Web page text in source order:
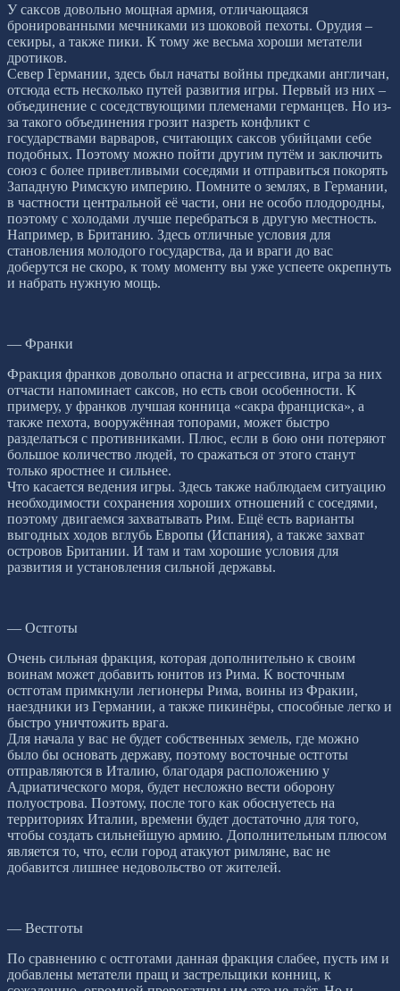
У саксов довольно мощная армия, отличающаяся
бронированными мечниками из шоковой пехоты. Орудия –
секиры, а также пики. К тому же весьма хороши метатели
дротиков.
Север Германии, здесь был начаты войны предками англичан,
отсюда есть несколько путей развития игры. Первый из них –
объединение с соседствующими племенами германцев. Но из-
за такого объединения грозит назреть конфликт с
государствами варваров, считающих саксов убийцами себе
подобных. Поэтому можно пойти другим путём и заключить
союз с более приветливыми соседями и отправиться покорять
Западную Римскую империю. Помните о землях, в Германии,
в частности центральной её части, они не особо плодородны,
поэтому с холодами лучше перебраться в другую местность.
Например, в Британию. Здесь отличные условия для
становления молодого государства, да и враги до вас
доберутся не скоро, к тому моменту вы уже успеете окрепнуть
и набрать нужную мощь.
— Франки
Фракция франков довольно опасна и агрессивна, игра за них
отчасти напоминает саксов, но есть свои особенности. К
примеру, у франков лучшая конница «сакра франциска», а
также пехота, вооружённая топорами, может быстро
разделаться с противниками. Плюс, если в бою они потеряют
большое количество людей, то сражаться от этого станут
только яростнее и сильнее.
Что касается ведения игры. Здесь также наблюдаем ситуацию
необходимости сохранения хороших отношений с соседями,
поэтому двигаемся захватывать Рим. Ещё есть варианты
выгодных ходов вглубь Европы (Испания), а также захват
островов Британии. И там и там хорошие условия для
развития и установления сильной державы.
— Остготы
Очень сильная фракция, которая дополнительно к своим
воинам может добавить юнитов из Рима. К восточным
остготам примкнули легионеры Рима, воины из Фракии,
наездники из Германии, а также пикинёры, способные легко и
быстро уничтожить врага.
Для начала у вас не будет собственных земель, где можно
было бы основать державу, поэтому восточные остготы
отправляются в Италию, благодаря расположению у
Адриатического моря, будет несложно вести оборону
полуострова. Поэтому, после того как обоснуетесь на
территориях Италии, времени будет достаточно для того,
чтобы создать сильнейшую армию. Дополнительным плюсом
является то, что, если город атакуют римляне, вас не
добавится лишнее недовольство от жителей.
— Вестготы
По сравнению с остготами данная фракция слабее, пусть им и
добавлены метатели пращ и застрельщики конниц, к